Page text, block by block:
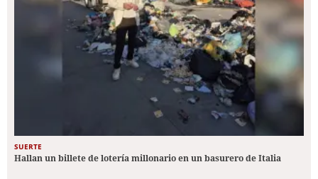
SUERTE
Hallan un billete de lotería millonario en un basurero de Italia